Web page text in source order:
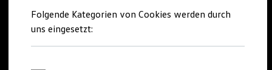
Saisonangebote
Reifenpakete
Leasing
Leasing-Angebote
Folgende Kategorien von Cookies werden durch
uns eingesetzt: